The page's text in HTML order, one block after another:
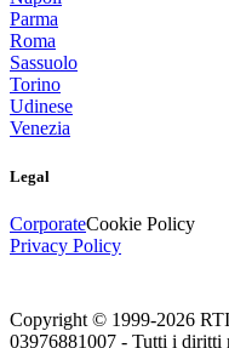
Parma
Roma
Sassuolo
Torino
Udinese
Venezia
Legal
CorporateCookie Policy
Privacy Policy
Copyright © 1999-2026
03976881007 - Tutti i diritti